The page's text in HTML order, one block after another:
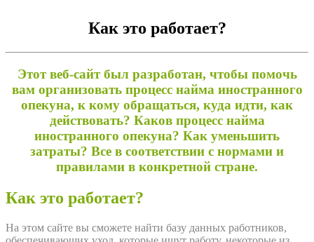
Как это работает?
Этот веб-сайт был разработан, чтобы помочь
вам организовать процесс найма иностранного
опекуна, к кому обращаться, куда идти, как
действовать? Каков процесс найма
иностранного опекуна? Как уменьшить
затраты? Все в соответствии с нормами и
правилами в конкретной стране.
Как это работает?
На этом сайте вы сможете найти базу данных работников,